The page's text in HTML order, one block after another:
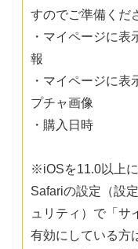
すのでご準備くだ
・マイページに
報
・マイページに
プチャ画像
・購入日時
※iOSを11.0以上
Safariの設定（設
ュリティ）で「サ
有効にしている方